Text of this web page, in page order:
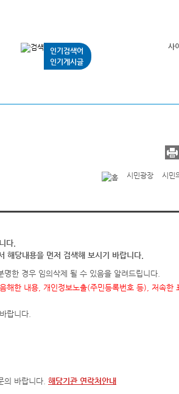
인기검색어
인기게시글
사
시민광장 시민
다.
해당내용을 먼저 검색해 보시기 바랍니다.
한 경우 임의삭제 될 수 있음을 알려드립니다.
해한 내용, 개인정보노출(주민등록번호 등), 저속한
랍니다.
의 바랍니다. 해당기관 연락처안내